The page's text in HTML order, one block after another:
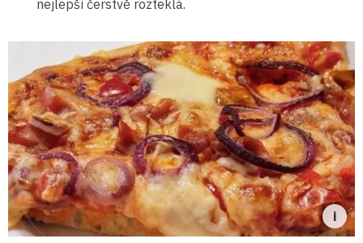
nejlepší čerstvě rozteklá.